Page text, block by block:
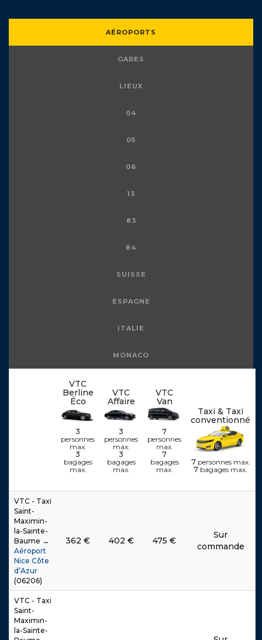
AÉROPORTS
GARES
LIEUX
04
05
06
13
83
84
SUISSE
ESPAGNE
ITALIE
MONACO
VTC
Berline
Éco
3
personnes
max.
3
bagages
max.
VTC
Affaire
3
personnes
max.
3
bagages
max.
VTC
Van
7
personnes
max.
7
bagages
max.
Taxi & Taxi
conventionné
7personnes max.
7 bagages max.
VTC - Taxi
Saint-
Maximin-
la-Sainte-
Baume →
Aéroport
Nice Côte
d’Azur
(06206)
362 € 402 € 475 €
Sur
commande
VTC - Taxi
Saint-
Maximin-
la-Sainte-